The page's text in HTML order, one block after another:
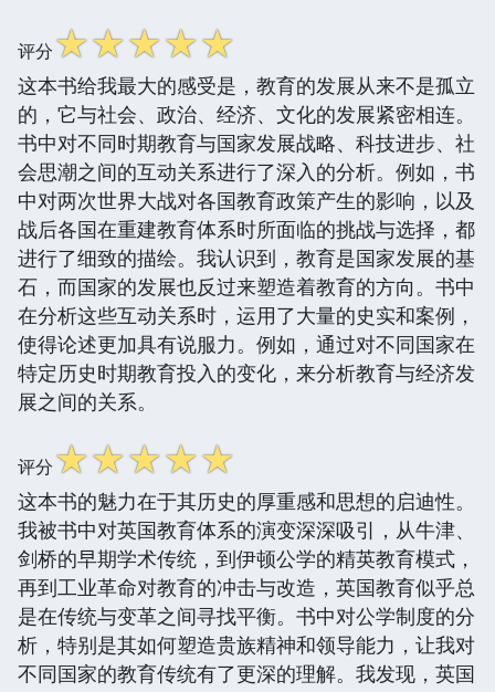
评分☆☆☆☆☆
这本书给我最大的感受是，教育的发展从来不是孤立
的，它与社会、政治、经济、文化的发展紧密相连。
书中对不同时期教育与国家发展战略、科技进步、社
会思潮之间的互动关系进行了深入的分析。例如，书
中对两次世界大战对各国教育政策产生的影响，以及
战后各国在重建教育体系时所面临的挑战与选择，都
进行了细致的描绘。我认识到，教育是国家发展的基
石，而国家的发展也反过来塑造着教育的方向。书中
在分析这些互动关系时，运用了大量的史实和案例，
使得论述更加具有说服力。例如，通过对不同国家在
特定历史时期教育投入的变化，来分析教育与经济发
展之间的关系。
评分☆☆☆☆☆
这本书的魅力在于其历史的厚重感和思想的启迪性。
我被书中对英国教育体系的演变深深吸引，从牛津、
剑桥的早期学术传统，到伊顿公学的精英教育模式，
再到工业革命对教育的冲击与改造，英国教育似乎总
是在传统与变革之间寻找平衡。书中对公学制度的分
析，特别是其如何塑造贵族精神和领导能力，让我对
不同国家的教育传统有了更深的理解。我发现，英国